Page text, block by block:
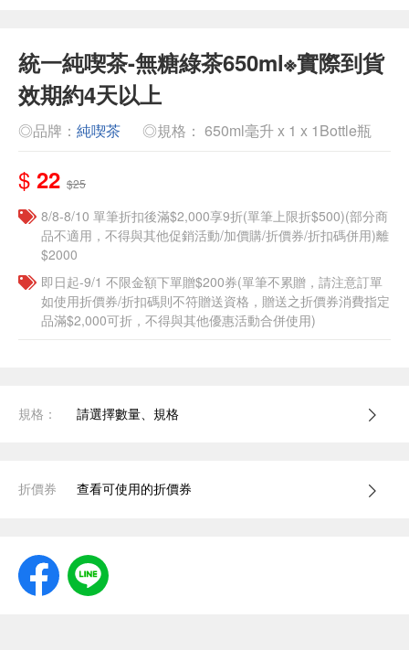
統一純喫茶-無糖綠茶650ml※實際到貨
效期約4天以上
◎品牌： 純喫茶 ◎規格： 650ml毫升 x 1 x 1Bottle瓶
$ 22 $25
8/8-8/10 單筆折扣後滿$2,000享9折(單筆上限折$500)(部分商
品不適用，不得與其他促銷活動/加價購/折價券/折扣碼併用)離
$2000
即日起-9/1 不限金額下單贈$200券(單筆不累贈，請注意訂單
如使用折價券/折扣碼則不符贈送資格，贈送之折價券消費指定
品滿$2,000可折，不得與其他優惠活動合併使用)
規格： 請選擇數量、規格
折價券 查看可使用的折價券